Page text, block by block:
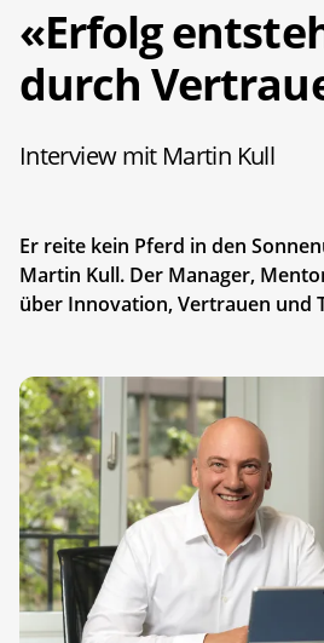
«Erfolg
durch
Interview mit Martin Kull
Er reite kein Pferd in den
Martin Kull. Der Manager,
über Innovation, Vertrauen und